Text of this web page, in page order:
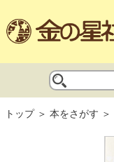
トップ 本をさがす